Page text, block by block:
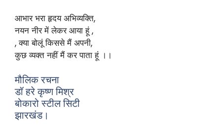
आभार भरा हृदय अभिव्यक्ति,
नयन नीर में लेकर आया हूं ,
, क्या बोलूं किससे मैं अपनी,
कुछ व्यक्त नहीं मैं कर पाता हूं ।।
मौलिक रचना
डॉ हरे कृष्ण मिश्र
बोकारो स्टील सिटी
झारखंड।